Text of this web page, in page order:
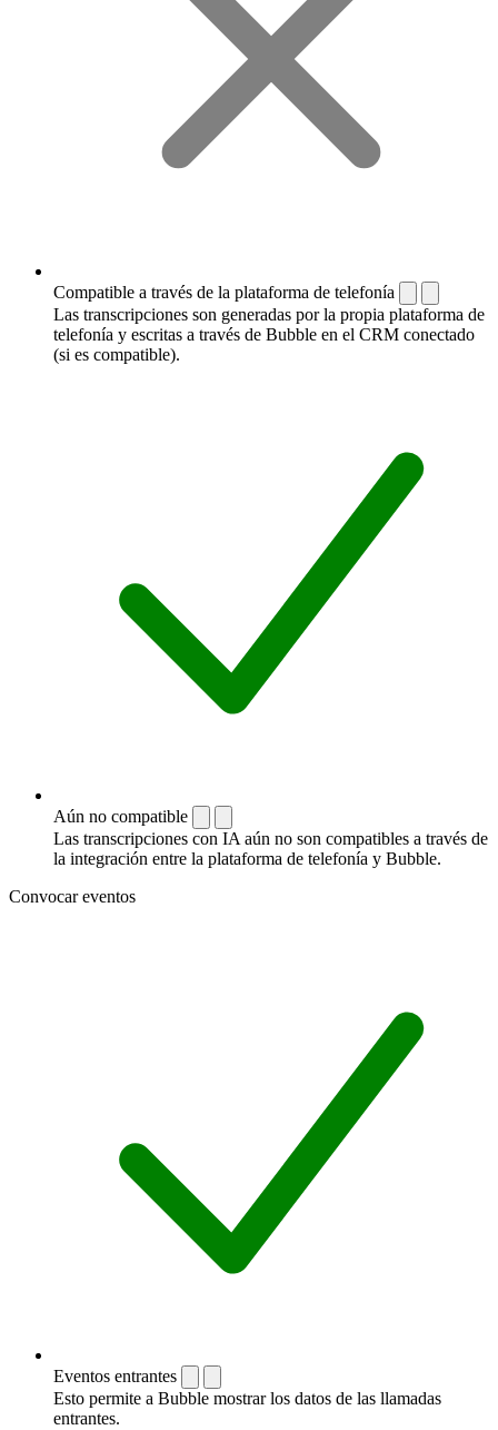
Compatible a través de la plataforma de telefonía
Las transcripciones son generadas por la propia plataforma de
telefonía y escritas a través de Bubble en el CRM conectado
(si es compatible).
Aún no compatible
Las transcripciones con IA aún no son compatibles a través de
la integración entre la plataforma de telefonía y Bubble.
Convocar eventos
Eventos entrantes
Esto permite a Bubble mostrar los datos de las llamadas
entrantes.